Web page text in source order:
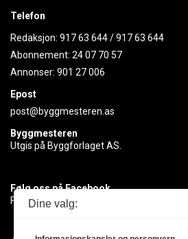
Telefon
Redaksjon: 917 63 644/917 63 644
Abonnement: 24 07 70 57
Annonser: 901 27 006
Epost
post@byggmesteren.as
Byggmesteren
Utgis på Byggforlaget AS.
Følg oss på Facebook
Få med deg det siste innen byggebransjen
Dine valg: